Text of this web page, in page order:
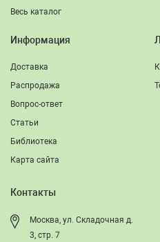
Контакты
Москва, ул. Складочная д.
3, стр. 7
Весь каталог
Информация
Доставка
Распродажа
Вопрос-ответ
Статьи
Библиотека
Карта сайта